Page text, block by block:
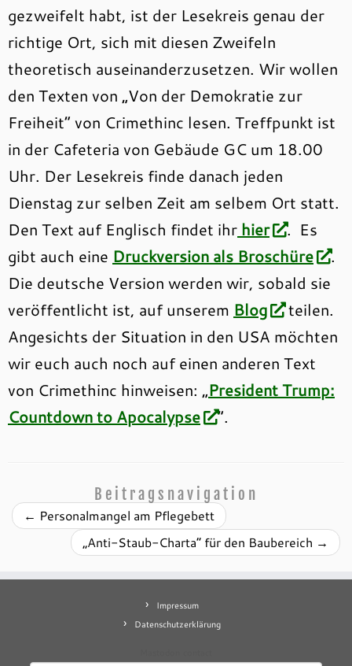
gezweifelt habt, ist der Lesekreis genau der
richtige Ort, sich mit diesen Zweifeln
theoretisch auseinanderzusetzen. Wir wollen
den Texten von „Von der Demokratie zur
Freiheit“ von Crimethinc lesen. Treffpunkt ist
in der Cafeteria von Gebäude GC um 18.00
Uhr. Der Lesekreis finde danach jeden
Dienstag zur selben Zeit am selbem Ort statt.
Den Text auf Englisch findet ihr hier
. Es
gibt auch eine Druckversion als Broschüre
.
Die deutsche Version werden wir, sobald sie
veröffentlicht ist, auf unserem Blog
teilen.
Angesichts der Situation in den USA möchten
wir euch auch noch auf einen anderen Text
von Crimethinc hinweisen: „President Trump:
Countdown to Apocalypse
“.
Beitragsnavigation
← Personalmangel am Pflegebett
„Anti-Staub-Charta“ für den Baubereich →
Impressum
Datenschutzerklärung